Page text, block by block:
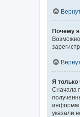
Почему я
Я только
Сначала
указали